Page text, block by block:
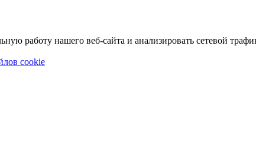
работу нашего веб-сайта и анализировать сетевой
cookie